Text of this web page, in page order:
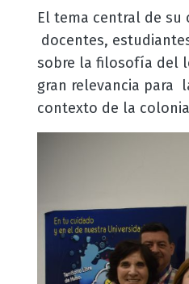
El tema central de su
docentes,
sobre la filosofía del
gran relevancia para
contexto de la